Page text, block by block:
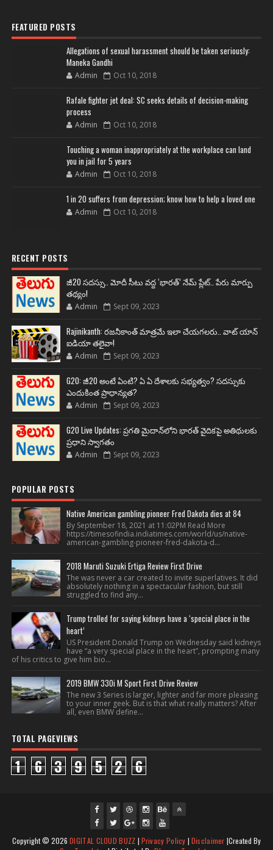
FEATURED POSTS
Allegations of sexual harassment should be taken seriously:
Maneka Gandhi
Admin Oct 10, 2018
Rafale fighter jet deal: SC seeks details of decision-making
process
Admin Oct 10, 2018
Touching a woman inappropriately at the workplace can land
you in jail for 5 years
Admin Oct 10, 2018
1 in 20 suffers from depression; know how to help a loved one
Admin Oct 10, 2018
RECENT POSTS
జీ20 సదస్సు.. మోదీ సీటు వద్ద ‘భారత్’ నేమ్ ప్లేట్‌.. పేరు మార్పు
తథ్యం!
Admin Sept 09, 2023
Rajinikanth: రజనీకాంత్ మాత్రమే ఇలా చేయగలరు.. వాట్ యాన్
ఐడియా తలైవా!
Admin Sept 09, 2023
G20: జీ20 అంటే ఏంటి? ఏ ఏ దేశాలకు సభ్యత్వం? సదస్సుకు
ఎందుకింత ప్రాధాన్యత?
Admin Sept 09, 2023
G20 Live Updates: ప్రగతి మైదాన్‌లోని భారత్ వైదికపై అతిథులకు
ప్రధాని స్వాగతం
Admin Sept 09, 2023
POPULAR POSTS
Native American gambling pioneer Fred Dakota dies at 84
By September 18, 2021 at 11:02PM Read More
https://timesofindia.indiatimes.com/world/us/native-
american-gambling-pioneer-fred-dakota-d...
2018 Maruti Suzuki Ertiga Review First Drive
The was never a car created to invite superlatives. It did
absolutely nothing in a spectacular fashion, but still
struggled to find any...
Trump trolled for saying kidneys have a ‘special place in the
heart’
US President Donald Trump on Wednesday said kidneys
have “a very special place in the heart”, prompting many
of his critics to give him bio...
2019 BMW 330i M Sport First Drive Review
The new 3 Series is larger, lighter and far more pleasing
to your inner geek. But is that what really matters? After
all, even BMW define...
TOTAL PAGEVIEWS
1 6 3 9 5 2 6
fac twi
gpl ins
you
Copyright ©2026DIGITAL CLOUD BUZZ | Privacy Policy | Disclaimer |Created By